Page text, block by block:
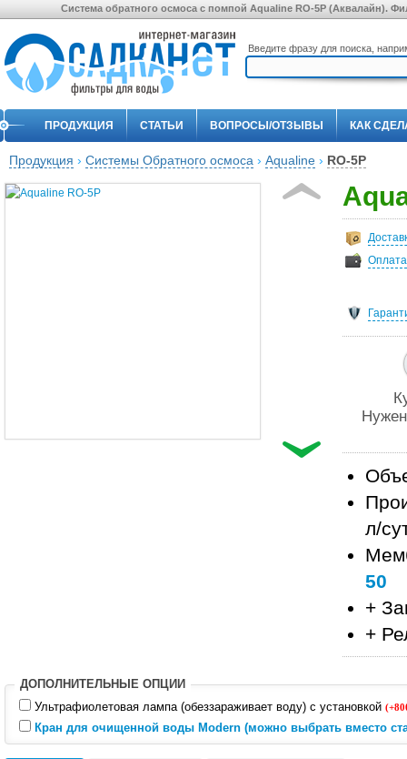
Система обратного осмоса с помпой Aqualine RO-5P (Аквалайн).
Введите фразу для поиска,
ПРОДУКЦИЯ СТАТЬИ ВОПРОСЫ/ОТЗЫВЫ КАК
Продукция › Системы Обратного осмоса › Aqualine › RO-5P
Оплата
л/
50
+
+
ДОПОЛНИТЕЛЬНЫЕ ОПЦИИ
Ультрафиолетовая лампа (обеззараживает воду) с установкой
Кран для очищенной воды Modern (можно выбрать вместо